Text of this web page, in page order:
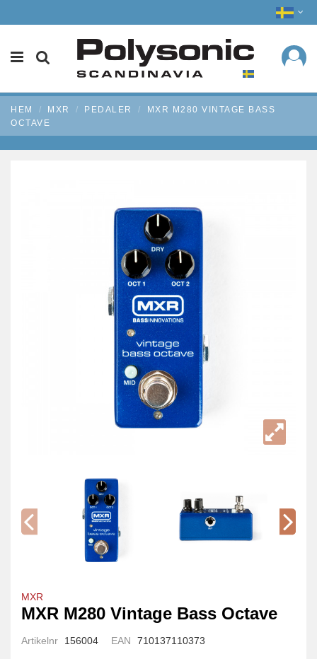
HEM MXR PEDALER
MXR M280 VINTAGE BASS
OCTAVE
MXR
MXR M280 Vintage Bass Octave
Artikelnr 156004 EAN 710137110373